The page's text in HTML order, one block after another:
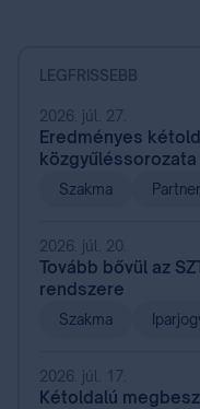
LEGFRISSEBB
2026. júl. 27.
Eredményes
Szakma Partner
2026. júl. 20.
Tovább bővül az
rendszere
Szakma
2026. júl. 17.
Kétoldalú